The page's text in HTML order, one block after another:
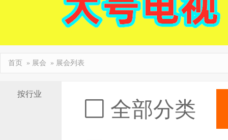
首页 » 展会 » 展会列表
按行业
全部分类